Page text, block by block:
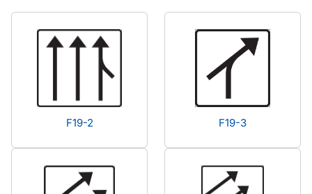
F19-2 F19-3